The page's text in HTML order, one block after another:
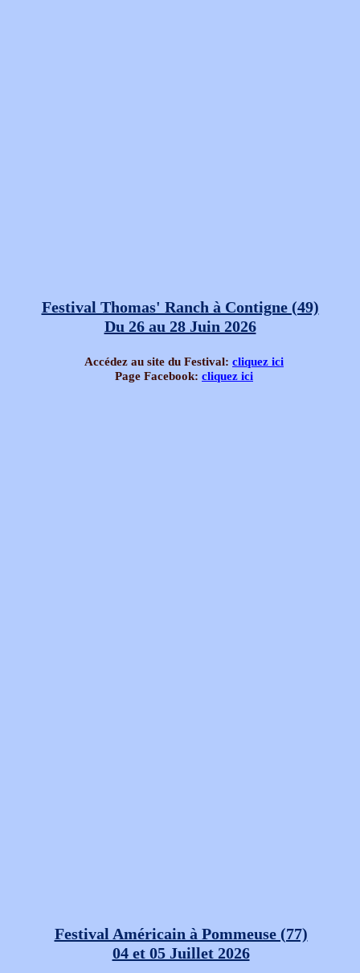
Accédez au site du Festival: cliquez ici
Page Facebook: cliquez ici
Festival Thomas' Ranch à Contigne (49)
Du 26 au 28 Juin 2026
Festival Américain à Pommeuse (77)
04 et 05 Juillet 2026